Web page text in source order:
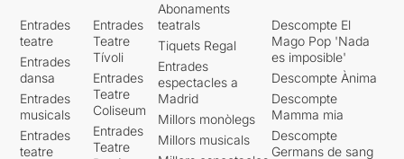
Entrades
teatre
Entrades
dansa
Entrades
musicals
Entrades
teatre
Entrades
Teatre
Tívoli
Entrades
Teatre
Coliseum
Entrades
Teatre
Abonaments
teatrals
Tiquets Regal
Entrades
espectacles a
Madrid
Millors monòlegs
Millors musicals
Descompte El
Mago Pop 'Nada
es imposible'
Descompte Ànima
Descompte
Mamma mia
Descompte
Germans de sang